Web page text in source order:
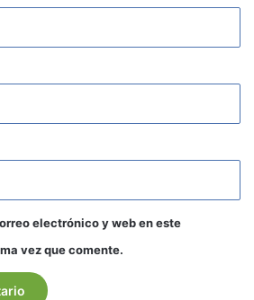
electrónico y web en este
vez que comente.